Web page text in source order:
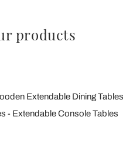
products
Extendable Dining Tables
Extendable Console Tables